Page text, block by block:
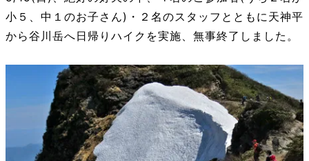
小５、中１のお子さん)・２名のスタッフとともに天神平
から谷川岳へ日帰りハイクを実施、無事終了しました。